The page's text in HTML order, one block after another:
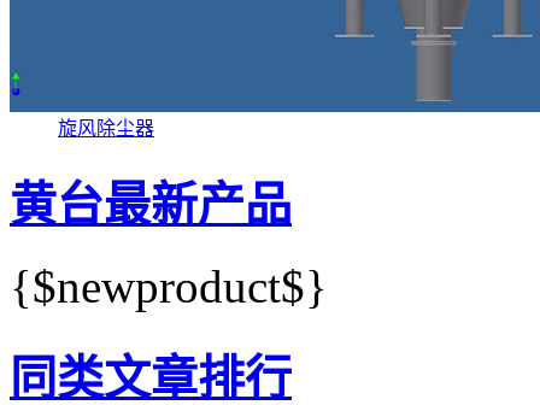
旋风除尘器
黄台最新产品
{$newproduct$}
同类文章排行